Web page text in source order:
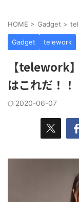
HOME > Gadget >
Gadget telework
【telework
はこれだ！！
2020-06-07